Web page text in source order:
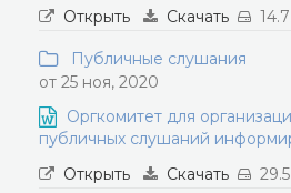
Открыть
Скачать
Публичные слушания
от 25 ноя, 2020
Оргкомитет для
публичных слушаний
Открыть
Скачать